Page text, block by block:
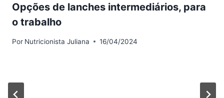
Opções de lanches intermediários, para
o trabalho
Por Nutricionista Juliana 16/04/2024